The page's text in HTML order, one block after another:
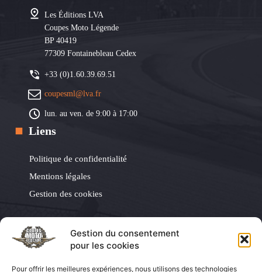
Gestion du consentement
pour les cookies
Pour offrir les meilleures expériences, nous utilisons des technologies
Les Éditions LVA
Coupes Moto Légende
BP 40419
77309 Fontainebleau Cedex
+33 (0)1.60.39.69.51
coupesml@lva.fr
lun. au ven. de 9:00 à 17:00
Liens
Politique de confidentialité
Mentions légales
Gestion des cookies
Les Éditions LVA